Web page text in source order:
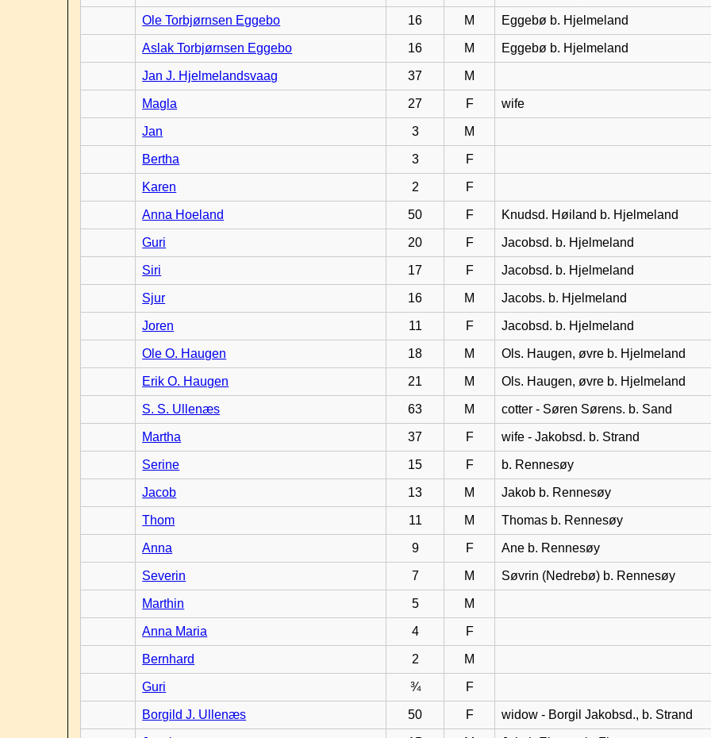
Ole Torbjørnsen Eggebo 16 M Eggebø b. Hjelmeland
Aslak Torbjørnsen Eggebo 16 M Eggebø b. Hjelmeland
Jan J. Hjelmelandsvaag 37 M
Magla 27 F wife
Jan 3 M
Bertha 3 F
Karen 2 F
Anna Hoeland 50 F Knudsd. Høiland b. Hjelmeland
Guri 20 F Jacobsd. b. Hjelmeland
Siri 17 F Jacobsd. b. Hjelmeland
Sjur 16 M Jacobs. b. Hjelmeland
Joren 11 F Jacobsd. b. Hjelmeland
Ole O. Haugen 18 M Ols. Haugen, øvre b. Hjelmeland
Erik O. Haugen 21 M Ols. Haugen, øvre b. Hjelmeland
S. S. Ullenæs 63 M cotter - Søren Sørens. b. Sand
Martha 37 F wife - Jakobsd. b. Strand
Serine 15 F b. Rennesøy
Jacob 13 M Jakob b. Rennesøy
Thom 11 M Thomas b. Rennesøy
Anna 9 F Ane b. Rennesøy
Severin 7 M Søvrin (Nedrebø) b. Rennesøy
Marthin 5 M
Anna Maria 4 F
Bernhard 2 M
Guri ¾ F
Borgild J. Ullenæs 50 F widow - Borgil Jakobsd., b. Strand